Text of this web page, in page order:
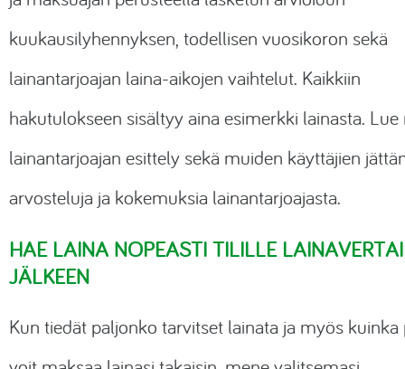
kuukausilyhennyksen, todellisen vuosikoron sekä
lainantarjoajan laina-aikojen vaihtelut. Kaikkiin
hakutulokseen sisältyy aina esimerkki lainasta.
lainantarjoajan esittely sekä muiden käyttäjien
arvosteluja ja kokemuksia lainantarjoajasta.
HAE LAINA NOPEASTI TILILLE
JÄLKEEN
Kun tiedät paljonko tarvitset lainata ja myös kuinka